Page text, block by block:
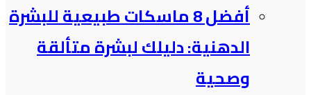
أفضل 8 ماسكات طبيعية للبشرة
الدهنية: دليلك لبشرة متألقة
وصحية